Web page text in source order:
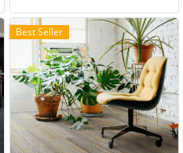
ปราณีต ผลิตจากวัสดุอย่างดีที่เป็น
มิตรต่อสิ่งแวดล้อม ยังสะท้อนถึง
ความ ความหรูหรา ความสบาย และ
ความมุ่งมั่นตั้งใจ
Best Seller